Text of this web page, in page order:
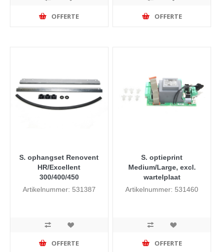
OFFERTE OFFERTE
S. ophangset Renovent
HR/Excellent
300/400/450
Artikelnummer: 531387
OFFERTE
S. optieprint
Medium/Large, excl.
wartelplaat
Artikelnummer: 531460
OFFERTE